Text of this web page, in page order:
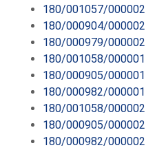
180/001057/000002
180/000904/000002
180/000979/000002
180/001058/000001
180/000905/000001
180/000982/000001
180/001058/000002
180/000905/000002
180/000982/000002